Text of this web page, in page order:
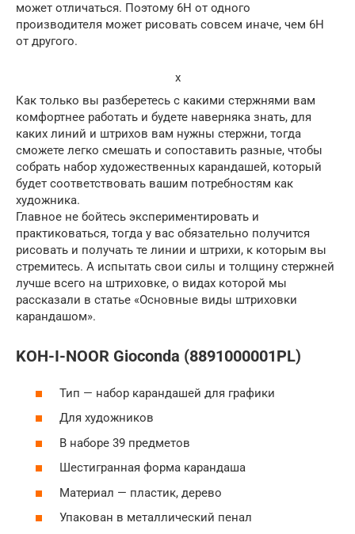
может отличаться. Поэтому 6H от одного
производителя может рисовать совсем иначе, чем 6H
от другого.
x
Как только вы разберетесь с какими стержнями вам
комфортнее работать и будете наверняка знать, для
каких линий и штрихов вам нужны стержни, тогда
сможете легко смешать и сопоставить разные, чтобы
собрать набор художественных карандашей, который
будет соответствовать вашим потребностям как
художника.
Главное не бойтесь экспериментировать и
практиковаться, тогда у вас обязательно получится
рисовать и получать те линии и штрихи, к которым вы
стремитесь. А испытать свои силы и толщину стержней
лучше всего на штриховке, о видах которой мы
рассказали в статье «Основные виды штриховки
карандашом».
KOH-I-NOOR Gioconda (8891000001PL)
Тип — набор карандашей для графики
Для художников
В наборе 39 предметов
Шестигранная форма карандаша
Материал — пластик, дерево
Упакован в металлический пенал